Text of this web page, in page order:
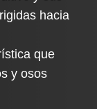
hacia
que
y osos